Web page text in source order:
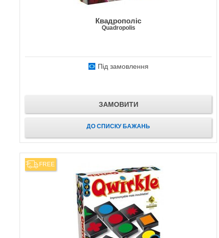
Квадрополіс
Quadropolis
Під замовлення
ЗАМОВИТИ
ДО СПИСКУ БАЖАНЬ
FREE